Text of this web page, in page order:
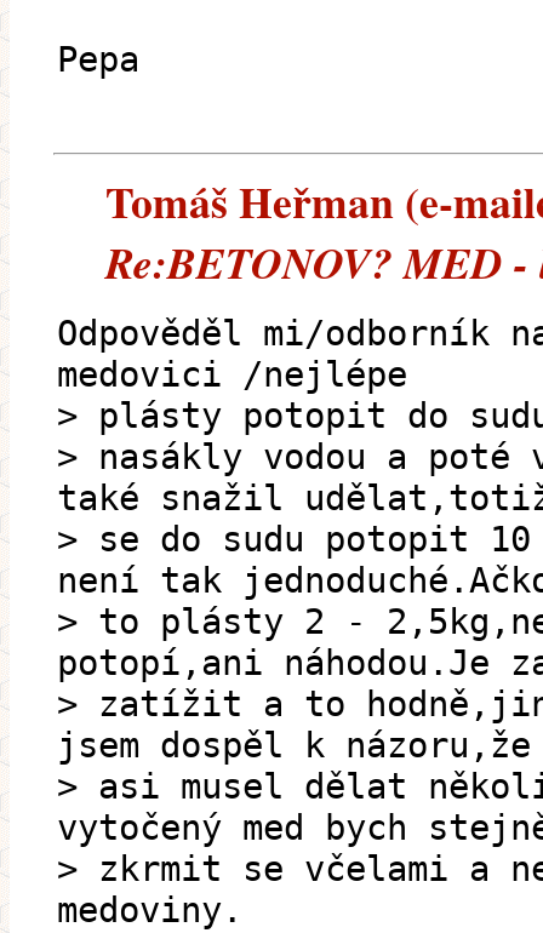
Pepa
Tomáš Heřman (e-
Re:BETONOV? MED -
Odpověděl mi/odborník
medovici /nejlépe
> plásty potopit do
> nasákly vodou a
také snažil
> se do sudu potopit
není tak
> to plásty 2 -
potopí,ani náhodou.Je
> zatížit a to
jsem dospěl k
> asi musel dělat
vytočený med bych
> zkrmit se včelami a
medoviny.